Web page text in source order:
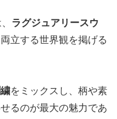
ラグジュアリースウ
立する世界観を掲げる
をミックスし、柄や素
るのが最大の魅力であ